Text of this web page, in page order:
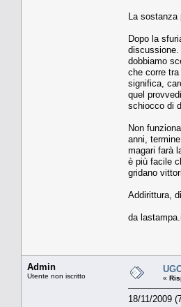
La sostanza
Dopo la
discussione.
dobbiamo
che corre
significa,
quel
schiocco di
Non
anni,
magari farà
è più facile
gridano
Addirittura,
da
Admin
Utente non iscritto «
18/11/2009